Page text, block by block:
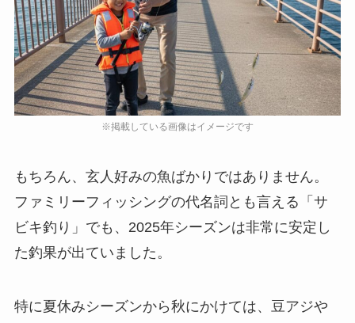
もちろん、玄人好みの魚ばかりではありません。
ファミリーフィッシングの代名詞とも言える「サ
ビキ釣り」でも、2025年シーズンは非常に安定し
た釣果が出ていました。
特に夏休みシーズンから秋にかけては、豆アジや